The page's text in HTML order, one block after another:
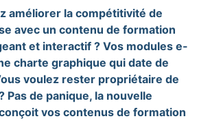
améliorer la compétitivité de
avec un contenu de formation
et interactif ? Vos modules e-
charte graphique qui date de
voulez rester propriétaire de
Pas de panique, la nouvelle
vos contenus de formation